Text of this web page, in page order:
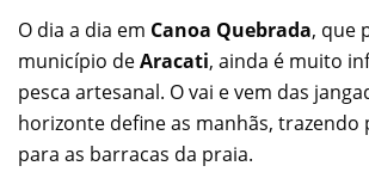
O dia a dia em Canoa Quebrada, que
município deAracati, ainda é muito
pesca artesanal. O vai e vem das
horizonte define as manhãs, trazendo
para as barracas da praia.